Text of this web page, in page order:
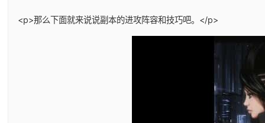
<p>那么下面就来说说副本的进攻阵容和技巧吧。</p>